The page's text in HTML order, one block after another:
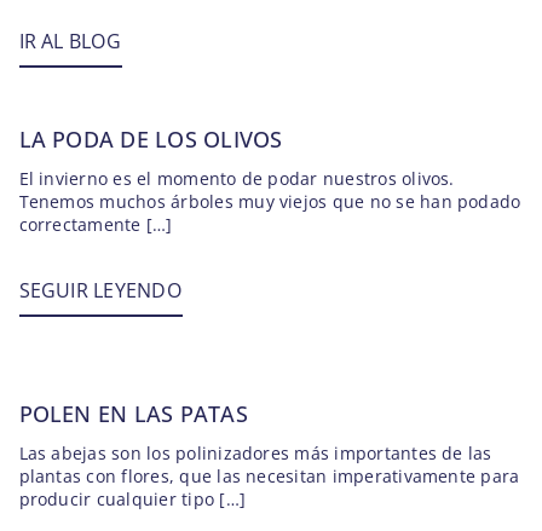
IR AL BLOG
LA PODA DE LOS OLIVOS
El invierno es el momento de podar nuestros olivos.
Tenemos muchos árboles muy viejos que no se han podado
correctamente […]
SEGUIR LEYENDO
POLEN EN LAS PATAS
Las abejas son los polinizadores más importantes de las
plantas con flores, que las necesitan imperativamente para
producir cualquier tipo […]